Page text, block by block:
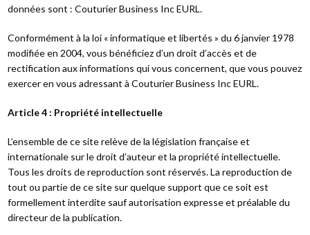
données sont : Couturier Business Inc EURL.
Conformément à la loi « informatique et libertés » du 6 janvier 1978
modifiée en 2004, vous bénéficiez d’un droit d’accès et de
rectification aux informations qui vous concernent, que vous pouvez
exercer en vous adressant à Couturier Business Inc EURL.
Article 4 : Propriété intellectuelle
L’ensemble de ce site relève de la législation française et
internationale sur le droit d’auteur et la propriété intellectuelle.
Tous les droits de reproduction sont réservés. La reproduction de
tout ou partie de ce site sur quelque support que ce soit est
formellement interdite sauf autorisation expresse et préalable du
directeur de la publication.